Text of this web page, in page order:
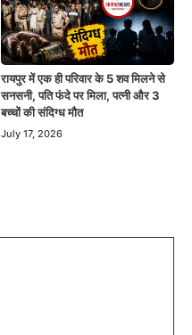
रायपुर में एक ही परिवार के 5 शव मिलने से
सनसनी, पति फंदे पर मिला, पत्नी और 3
बच्चों की संदिग्ध मौत
July 17, 2026